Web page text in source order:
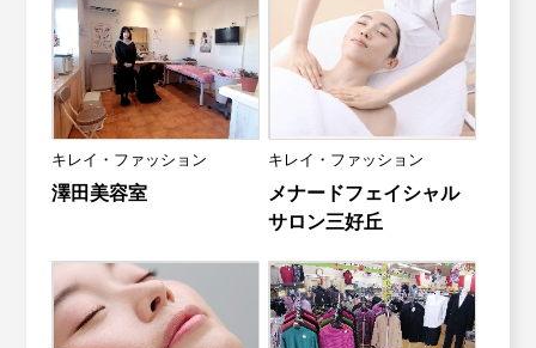
キレイ・ファッション
澤田美容室
キレイ・ファッション
メナードフェイシャル
サロン三好丘